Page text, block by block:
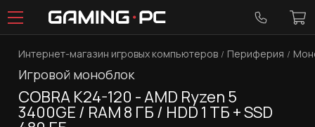
Интернет-магазин игровых компьютеров Периферия
Игровой моноблок
COBRA K24-120 - AMD Ryzen 5
3400GE / RAM 8 ГБ / HDD 1 ТБ + SSD